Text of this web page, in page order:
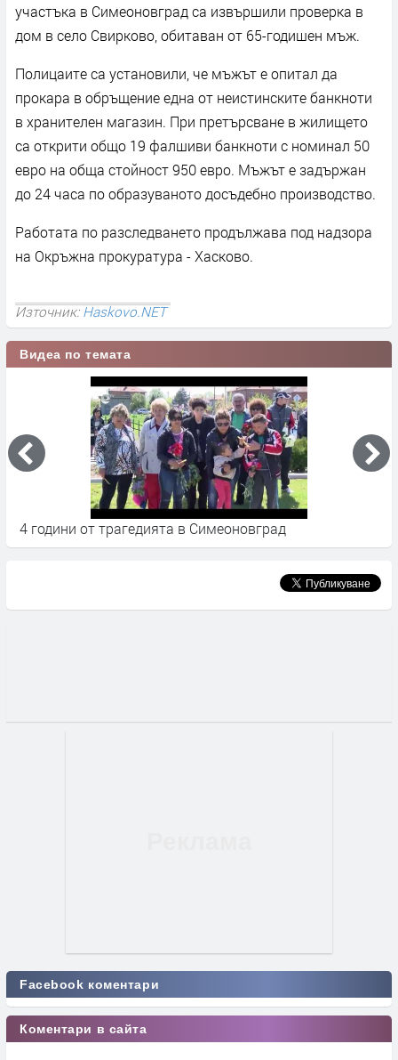
участъка в Симеоновград са извършили проверка в
дом в село Свирково, обитаван от 65-годишен мъж.
Полицаите са установили, че мъжът е опитал да
прокара в обръщение една от неистинските банкноти
в хранителен магазин. При претърсване в жилището
са открити общо 19 фалшиви банкноти с номинал 50
евро на обща стойност 950 евро. Мъжът е задържан
до 24 часа по образуваното досъдебно производство.
Работата по разследването продължава под надзора
на Окръжна прокуратура - Хасково.
Източник:Haskovo.NET
Видеа по темата
4 години от трагедията в Симеоновград
Facebook коментари
Коментари в сайта